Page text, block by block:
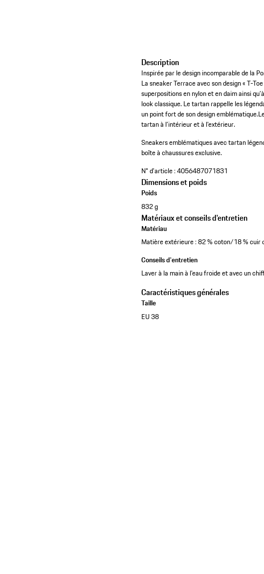
Description
Inspirée par le design incomparable de la
La sneaker Terrace avec son design « T-
superpositions en nylon et en daim ainsi
look classique. Le tartan rappelle les
un point fort de son design
tartan à l’intérieur et à l’extérieur.
Sneakers emblématiques avec tartan
boîte à chaussures exclusive.
N° d'article :4056487071831
Dimensions et poids
Poids
832 g
Matériaux et conseils d'entretien
Matériau
Matière extérieure : 82 % coton/18 % cuir
Conseils d'entretien
Laver à la main à l’eau froide et avec un
Caractéristiques générales
Taille
EU 38